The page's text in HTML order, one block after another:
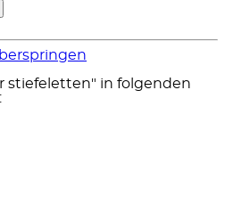
stiefeletten" in folgenden